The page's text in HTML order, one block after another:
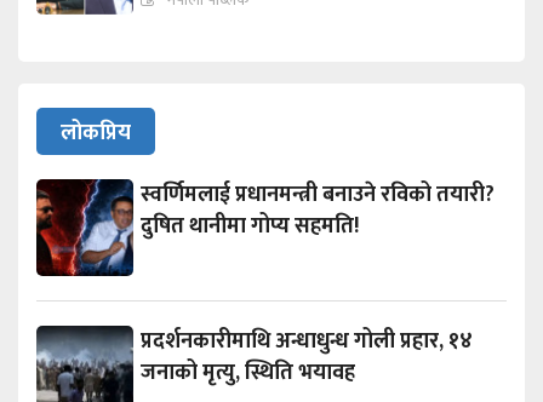
लोकप्रिय
स्वर्णिमलाई प्रधानमन्त्री बनाउने रविको तयारी?
दुषित थानीमा गोप्य सहमति!
प्रदर्शनकारीमाथि अन्धाधुन्ध गोली प्रहार, १४
जनाको मृत्यु, स्थिति भयावह